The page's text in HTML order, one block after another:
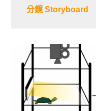
分鏡 Storyboard